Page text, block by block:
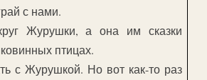
с нами.
Журушки, а она им сказки
птицах.
с Журушкой. Но вот как-то раз